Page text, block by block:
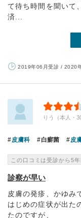
て待ち時間を聞いて
済...
2019年06月受診 / 2020
りう（本人・
皮膚科 白癬菌 皮
この口コミは受診から5
診察が早い
皮膚の発疹、かゆみ
はじめの症状が出た
たのですが、